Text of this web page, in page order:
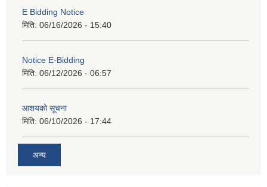
E Bidding Notice
मिति: 06/16/2026 - 15:40
Notice E-Bidding
मिति: 06/12/2026 - 06:57
आशयको सूचना
मिति: 06/10/2026 - 17:44
अन्य